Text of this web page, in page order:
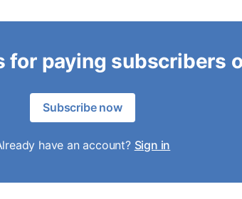
for paying subscribers
Subscribe now
have an account? Sign in